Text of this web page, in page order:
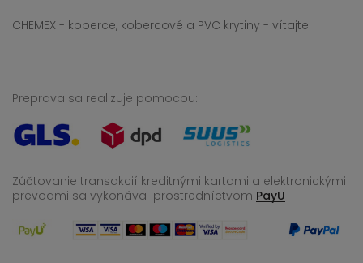
CHEMEX - koberce, kobercové a PVC krytiny - vítajte!
Preprava sa realizuje pomocou:
Zúčtovanie transakcií kreditnými kartami a elektronickými
prevodmi sa vykonáva prostredníctvom PayU